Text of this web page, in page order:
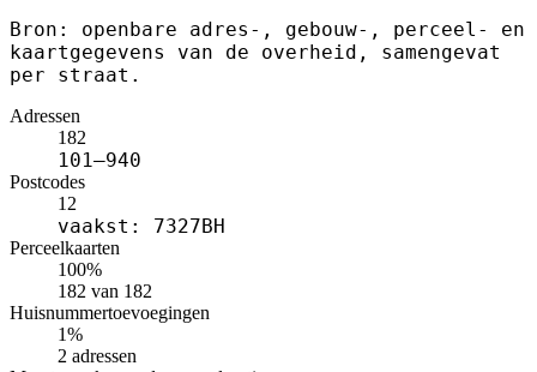
Bron: openbare adres-, gebouw-, perceel- en
kaartgegevens van de overheid, samengevat
per straat.
Adressen
182
101–940
Postcodes
12
vaakst: 7327BH
Perceelkaarten
100%
182 van 182
Huisnummertoevoegingen
1%
2 adressen